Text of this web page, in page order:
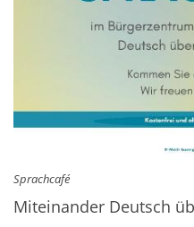
Sprachcafé
Miteinander Deutsch